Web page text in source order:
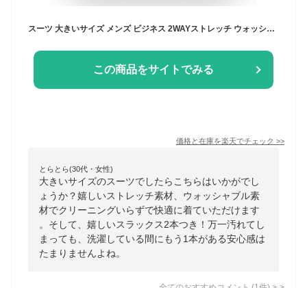
スーツ 大きいサイズ メンズ ビジネス 2WAYストレッチ ウォッシャブル シングル 2パンツ ウエストアジャスター調整可能 ネイビー HYBRIDBIZ SUPERMOVE ハイブリッドビズ
この商品をサイトでみる
価格と在庫を楽天でチェック >>
とらとら(30代・女性)
大きいサイズのスーツでしたらこちらはいかがでし
ょうか？嬉しいストレッチ素材、ウォッシャブル素
材でクリーニングいらずで快適に着ていただけます
。そして、嬉しいスラックス2本つき！万一汚れてし
まっても、洗濯している間にもう1本がある安心感は
たまりませんよね。